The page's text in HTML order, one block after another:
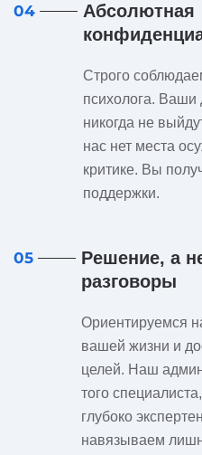
04
Абсолютная
Строго
психолога.
никогда не
нас нет места
критике. Вы
поддержки.
05
Решение, а
разговоры
Ориентируемся
вашей жизни и
целей. Наш
того
глубоко
навязываем